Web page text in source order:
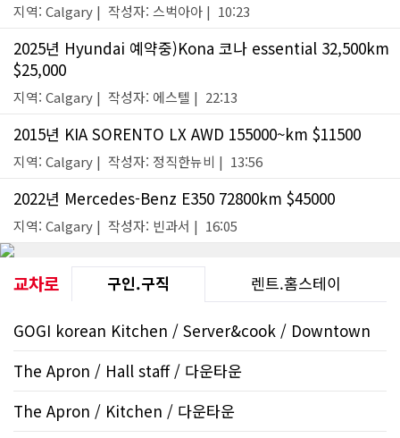
지역: Calgary | 작성자: 스벅아아 | 10:23
2025년 Hyundai 예약중)Kona 코나 essential 32,500km
$25,000
지역: Calgary | 작성자: 에스텔 | 22:13
2015년 KIA SORENTO LX AWD 155000~km $11500
지역: Calgary | 작성자: 정직한뉴비 | 13:56
2022년 Mercedes-Benz E350 72800km $45000
지역: Calgary | 작성자: 빈과서 | 16:05
교차로 구인.구직 렌트.홈스테이
GOGI korean Kitchen / Server&cook / Downtown
The Apron / Hall staff / 다운타운
The Apron / Kitchen / 다운타운